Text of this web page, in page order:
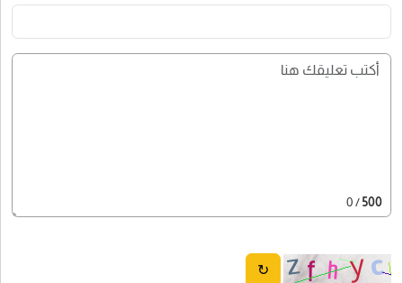
500
/ 0
↻